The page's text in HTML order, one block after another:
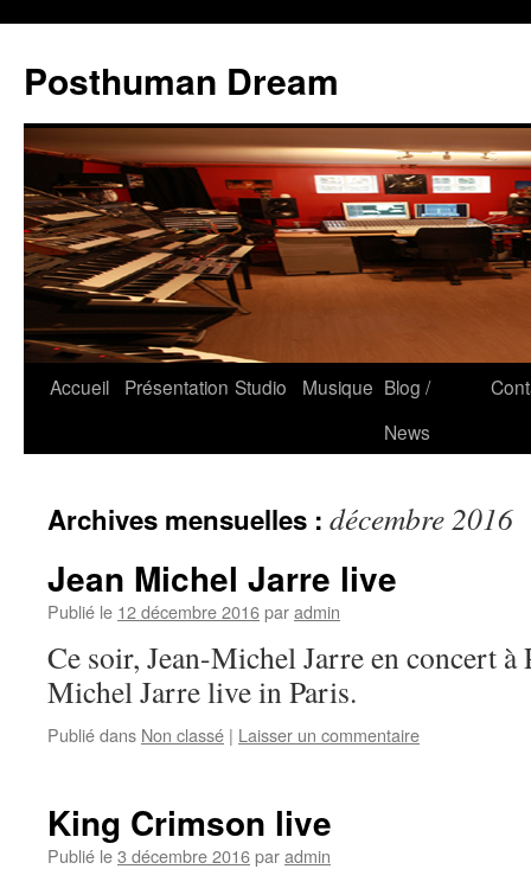
Posthuman Dream
Accueil Présentation Studio Musique Blog /
News
Archives mensuelles : décembre 2016
Jean Michel Jarre live
Publié le 12 décembre 2016paradmin
Ce soir, Jean-Michel Jarre en concert à
Michel Jarre live in Paris.
Publié dans Non classé | Laisser un commentaire
King Crimson live
Publié le3 décembre 2016paradmin